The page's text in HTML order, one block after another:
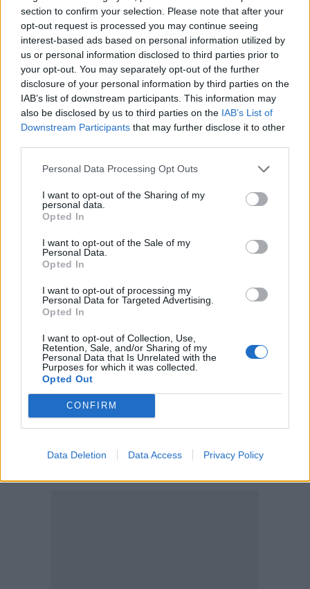
section to confirm your selection. Please note that after your
opt-out request is processed you may continue seeing
interest-based ads based on personal information utilized by
us or personal information disclosed to third parties prior to
your opt-out. You may separately opt-out of the further
disclosure of your personal information by third parties on the
IAB’s list of downstream participants. This information may
also be disclosed by us to third parties on the IAB’s List of
Downstream Participants that may further disclose it to other
Personal Data Processing Opt Outs
I want to opt-out of the Sharing of my
personal data.
Opted In
I want to opt-out of the Sale of my
Personal Data.
Opted In
I want to opt-out of processing my
Personal Data for Targeted Advertising.
Opted In
I want to opt-out of Collection, Use,
Retention, Sale, and/or Sharing of my
Personal Data that Is Unrelated with the
Purposes for which it was collected.
Opted Out
CONFIRM
Data Deletion Data Access Privacy Policy
νομοθετικής πρωτοβουλίας.
Δείτε επίσης:
"Φυλακοδάνεια" ... με το νέο Ποινικό Δίκαιο -
Ενημερωτική δράση, την Τρίτη
Ποινικός Κώδικας: «Ναι» στις αλλαγές από
την Επιτροπή
Νέος ποινικός κώδικας: Αυστηροποίηση
Διαβάστε περισσότερες ειδήσεις από
τηνΚρήτηκαι το
Πένθος για τον Τάσο, στο Φαρμακευτικό
Σύλλογο
"Έπεσαν" μηνύσεις για ... το μαλλί στο TikTok
Ο Δήμος Σητείας στην επιχειρησιακή άσκηση
Ακολουθήστε το Cretalive στο
στοFacebook